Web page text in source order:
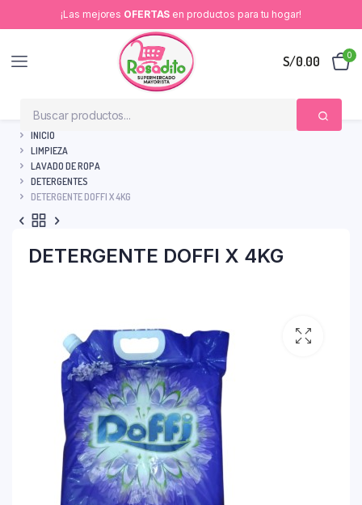
¡Las mejores OFERTAS en productos para tu hogar!
S/0.00 0
INICIO
LIMPIEZA
LAVADO DE ROPA
DETERGENTES
DETERGENTE DOFFI X 4KG
DETERGENTE DOFFI X 4KG